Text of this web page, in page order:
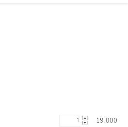
19,000